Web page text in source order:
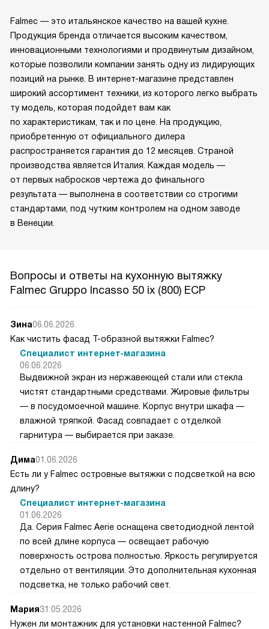
Falmec — это итальянское качество на вашей кухне.
Продукция бренда отличается высоким качеством,
инновационными технологиями и продвинутым дизайном,
которые позволили компании занять одну из лидирующих
позиций на рынке. В интернет-магазине представлен
широкий ассортимент техники, из которого легко выбрать
ту модель, которая подойдет вам как
по характеристикам, так и по цене. На продукцию,
приобретенную от официального дилера
распространяется гарантия до 12 месяцев. Страной
производства является Италия. Каждая модель —
от первых набросков чертежа до финального
результата — выполнена в соответствии со строгими
стандартами, под чутким контролем на одном заводе
в Венеции.
Вопросы и ответы на кухонную вытяжку
Falmec Gruppo Incasso 50 ix (800) ECP
Зина06.06.2026
Как чистить фасад Т-образной вытяжки Falmec?
Специалист интернет-магазина
06.06.2026
Выдвижной экран из нержавеющей стали или стекла
чистят стандартными средствами. Жировые фильтры
— в посудомоечной машине. Корпус внутри шкафа —
влажной тряпкой. Фасад совпадает с отделкой
гарнитура — выбирается при заказе.
Дима01.06.2026
Есть ли у Falmec островные вытяжки с подсветкой на всю
длину?
Специалист интернет-магазина
01.06.2026
Да. Серия Falmec Aerie оснащена светодиодной лентой
по всей длине корпуса — освещает рабочую
поверхность острова полностью. Яркость регулируется
отдельно от вентиляции. Это дополнительная кухонная
подсветка, не только рабочий свет.
Мария31.05.2026
Нужен ли монтажник для установки настенной Falmec?